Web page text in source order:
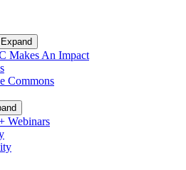
Expand
Makes An Impact
Commons
Webinars